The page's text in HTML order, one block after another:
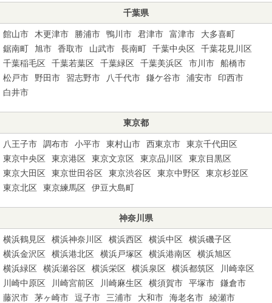
千葉県
館山市 木更津市 勝浦市 鴨川市 君津市 富津市
大多喜町
鋸南町
旭市 香取市 山武市 長南町 千葉中央区
千葉花見川区
千葉稲毛区
千葉若葉区 千葉緑区 千葉美浜区 市川市
船橋市
松戸市
野田市 習志野市 八千代市 鎌ケ谷市 浦安市
印西市
白井市
東京都
八王子市 調布市 小平市 東村山市 西東京市
東京千代田区
東京中央区
東京港区 東京文京区 東京品川区
東京目黒区
東京大田区
東京世田谷区 東京渋谷区 東京中野区
東京杉並区
東京北区
東京練馬区 伊豆大島町
神奈川県
横浜鶴見区 横浜神奈川区 横浜西区 横浜中区
横浜磯子区
横浜金沢区
横浜港北区 横浜戸塚区 横浜港南区
横浜旭区
横浜緑区
横浜瀬谷区 横浜栄区 横浜泉区 横浜都筑区
川崎幸区
川崎中原区
川崎宮前区 川崎麻生区 横須賀市 平塚市
鎌倉市
藤沢市
茅ヶ崎市 逗子市 三浦市 大和市 海老名市
綾瀬市